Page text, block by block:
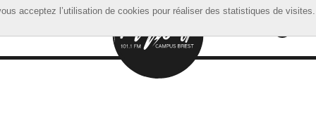
acceptez l’utilisation de cookies pour réaliser des statistiques de visites.
acceptez l’utilisation de cookies pour réaliser des statistiques de visites.